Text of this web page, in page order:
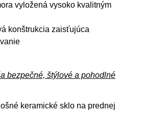
vyložená vysoko kvalitným
konštrukcia zaisťujúca
bezpečné, štýlové a pohodlné
keramické sklo na prednej